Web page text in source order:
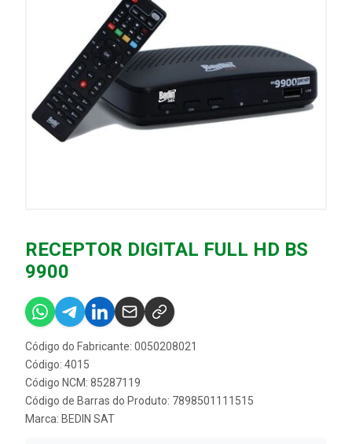
RECEPTOR DIGITAL FULL HD BS
9900
Código do Fabricante: 0050208021
Código: 4015
Código NCM: 85287119
Código de Barras do Produto: 7898501111515
Marca: BEDIN SAT